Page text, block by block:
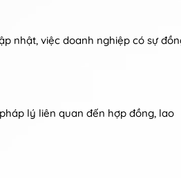
nhật, việc doanh nghiệp có sự
lý liên quan đến hợp đồng, lao